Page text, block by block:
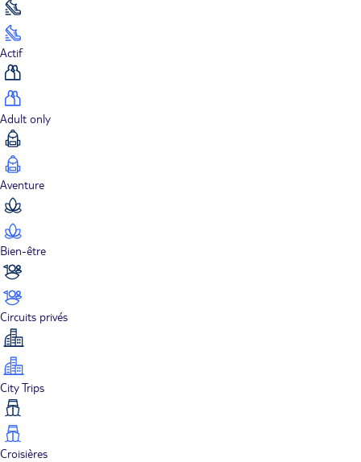
Actif
Adult only
Aventure
Bien-être
Circuits privés
City Trips
Croisières